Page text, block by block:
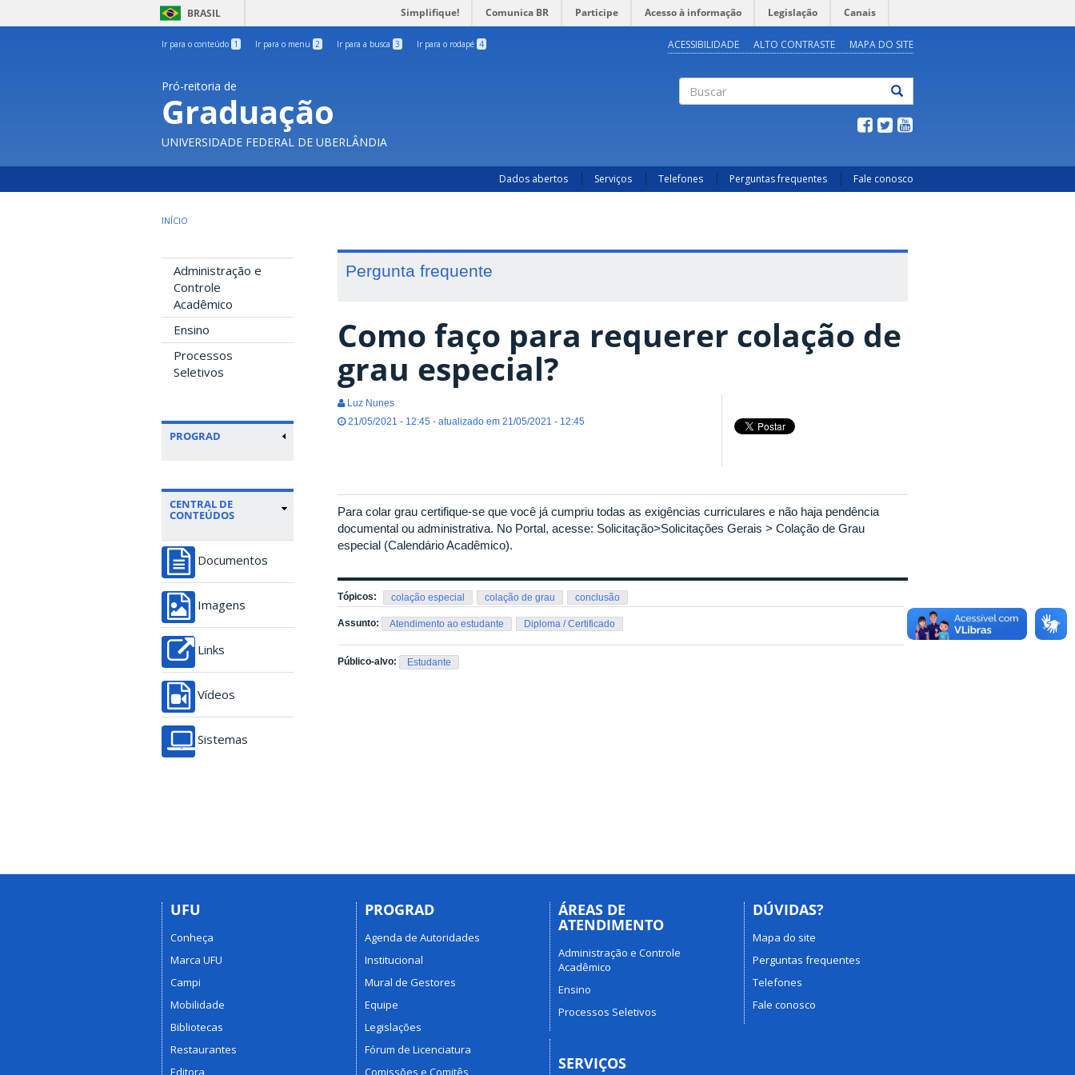
BRASIL Simplifique! Comunica BR Participe Acesso à informação Legislação Canais
Ir para o conteúdo 1 Ir para o menu 2 Ir para a busca 3 Ir para o rodapé 4 ACESSIBILIDADE ALTO CONTRASTE MAPA DO SITE
Pró-reitoria de
Graduação
UNIVERSIDADE FEDERAL DE UBERLÂNDIA
Dados abertos Serviços Telefones Perguntas frequentes Fale conosco
INÍCIO
Administração e
Controle
Acadêmico
Ensino
Processos
Seletivos
PROGRAD
CENTRAL DE
CONTEÚDOS
Documentos
Imagens
Links
Vídeos
Sistemas
Pergunta frequente
Como faço para requerer colação de
grau especial?
Luz Nunes
21/05/2021 - 12:45 - atualizado em 21/05/2021 - 12:45
Para colar grau certifique-se que você já cumpriu todas as exigências curriculares e não haja pendência
documental ou administrativa. No Portal, acesse: Solicitação>Solicitações Gerais > Colação de Grau
especial (Calendário Acadêmico).
Tópicos: colação especial colação de grau conclusão
Assunto: Atendimento ao estudante Diploma / Certificado
Público-alvo: Estudante
UFU
Conheça
Marca UFU
Campi
Mobilidade
Bibliotecas
Restaurantes
Editora
PROGRAD
Agenda de Autoridades
Institucional
Mural de Gestores
Equipe
Legislações
Fórum de Licenciatura
Comissões e Comitês
ÁREAS DE
ATENDIMENTO
Administração e Controle
Acadêmico
Ensino
Processos Seletivos
SERVIÇOS
DÚVIDAS?
Mapa do site
Perguntas frequentes
Telefones
Fale conosco